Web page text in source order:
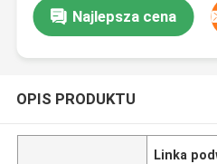
Najlepsza cena
OPIS PRODUKTU
Linka